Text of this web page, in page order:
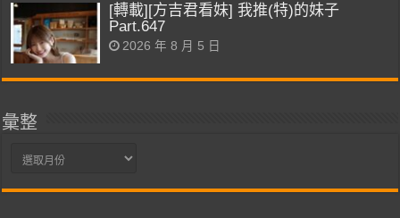
[轉載][方吉君看妹] 我推(特)的妹子
Part.647
2026 年 8 月 5 日
彙整
彙